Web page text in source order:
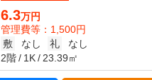
6.3万円
管理費等：1,500円
敷
なし 礼
なし
2階
1K 23.39㎡